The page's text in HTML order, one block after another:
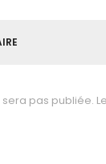
pas publiée.